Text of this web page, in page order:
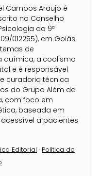
Campos Araujo é
no Conselho
da 9ª
012255), em Goiás.
de
química, alcoolismo
e é responsável
curadoria técnica
do Grupo Além da
com foco em
baseada em
a pacientes
Editorial · Política de